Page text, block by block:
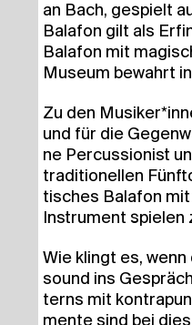
an Bach, gespielt
Bal­a­fon gilt als
Bal­a­fon mit
Muse­um bewahrt
Zu den
und für die
ne Per­cus­sio­nist
tra­di­tio­nel­len
ti­sches Bal­a­fon
Instru­ment spie­len
Wie klingt es,
sound ins
terns mit
men­te sind bei